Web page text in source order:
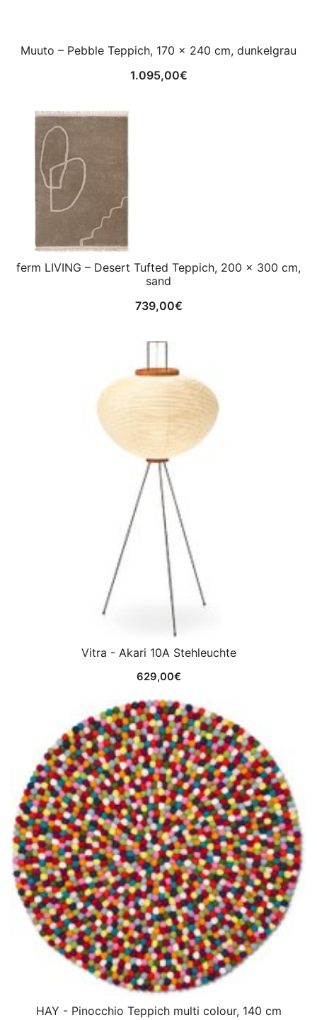
Muuto – Pebble Teppich, 170 x 240 cm, dunkelgrau
1.095,00€
ferm LIVING – Desert Tufted Teppich, 200 x 300 cm,
sand
739,00€
Vitra - Akari 10A Stehleuchte
629,00€
HAY - Pinocchio Teppich multi colour, 140 cm